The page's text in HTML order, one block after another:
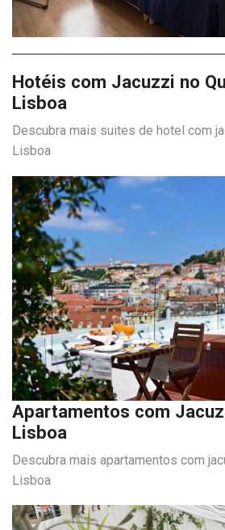
Hotéis com Jacuzzi no
Lisboa
Descubra mais suites de hotel com
Lisboa
Apartamentos com
Lisboa
Descubra mais apartamentos com
Lisboa